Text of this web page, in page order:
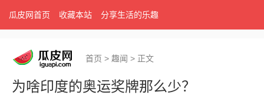
瓜皮网首页 收藏本站 分享生活的乐趣
首页 > 趣闻 > 正文
为啥印度的奥运奖牌那么少？